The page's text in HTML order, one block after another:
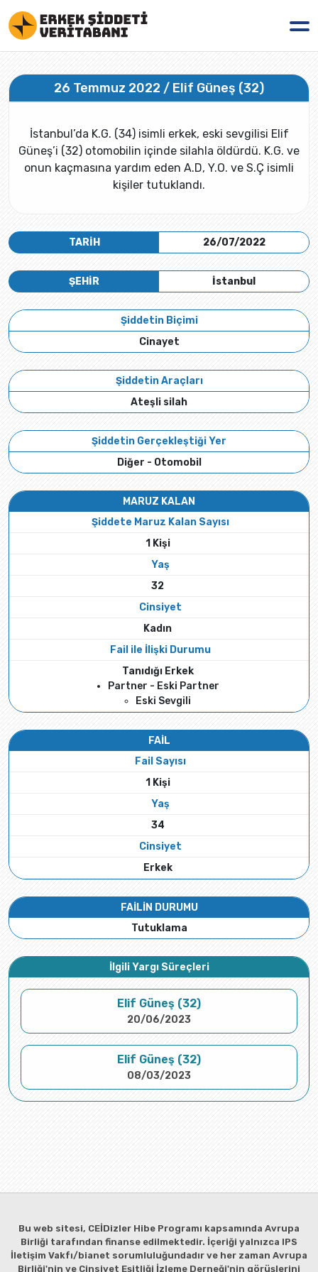
26 Temmuz 2022 / Elif Güneş (32)
İstanbul’da K.G. (34) isimli erkek, eski sevgilisi Elif
Güneş’i (32) otomobilin içinde silahla öldürdü. K.G. ve
onun kaçmasına yardım eden A.D, Y.O. ve S.Ç isimli
kişiler tutuklandı.
TARİH 26/07/2022
İstanbul
ŞEHİR
Şiddetin Biçimi
Cinayet
Şiddetin Araçları
Ateşli silah
Şiddetin Gerçekleştiği Yer
Diğer - Otomobil
MARUZ KALAN
Şiddete Maruz Kalan Sayısı
1 Kişi
Yaş
32
Cinsiyet
Kadın
Fail ile İlişki Durumu
Tanıdığı Erkek
Partner - Eski Partner
Eski Sevgili
FAİL
Fail Sayısı
1 Kişi
Yaş
34
Cinsiyet
Erkek
FAİLİN DURUMU
Tutuklama
İlgili Yargı Süreçleri
Elif Güneş (32)
20/06/2023
Elif Güneş (32)
08/03/2023
Bu web sitesi, CEİDizler Hibe Programı kapsamında Avrupa
Birliği tarafından finanse edilmektedir. İçeriği yalnızca IPS
İletişim Vakfı/bianet sorumluluğundadır ve her zaman Avrupa
Birliği'nin ve Cinsiyet Eşitliği İzleme Derneği'nin görüşlerini